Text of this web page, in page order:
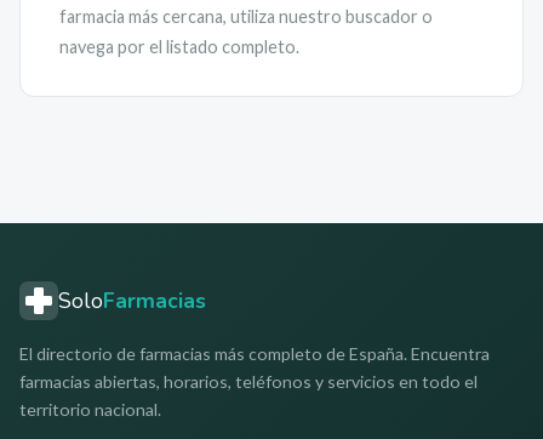
farmacia más cercana, utiliza nuestro buscador o
navega por el listado completo.
SoloFarmacias
El directorio de farmacias más completo de España. Encuentra
farmacias abiertas, horarios, teléfonos y servicios en todo el
territorio nacional.